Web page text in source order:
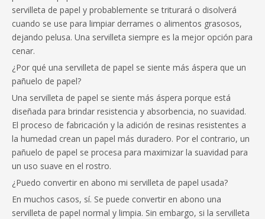
servilleta de papel y probablemente se triturará o disolverá
cuando se use para limpiar derrames o alimentos grasosos,
dejando pelusa. Una servilleta siempre es la mejor opción para
cenar.
¿Por qué una servilleta de papel se siente más áspera que un
pañuelo de papel?
Una servilleta de papel se siente más áspera porque está
diseñada para brindar resistencia y absorbencia, no suavidad.
El proceso de fabricación y la adición de resinas resistentes a
la humedad crean un papel más duradero. Por el contrario, un
pañuelo de papel se procesa para maximizar la suavidad para
un uso suave en el rostro.
¿Puedo convertir en abono mi servilleta de papel usada?
En muchos casos, sí. Se puede convertir en abono una
servilleta de papel normal y limpia. Sin embargo, si la servilleta